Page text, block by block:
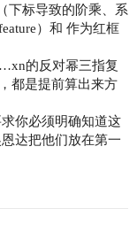
下标导致的阶乘、系
）和 作为红框
的反对幂三指复
都是提前算出来方
你必须明确知道这
达把他们放在第一